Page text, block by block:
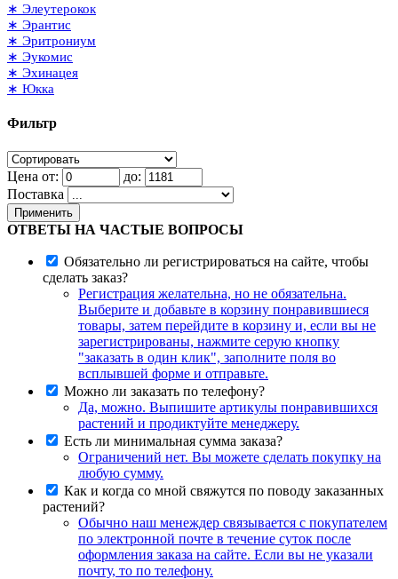
∗ Элеутерокок
∗ Эрантис
∗ Эритрониум
∗ Эукомис
∗ Эхинацея
∗ Юкка
Фильтр
Цена от:
до:
Поставка
Применить
ОТВЕТЫ НА ЧАСТЫЕ ВОПРОСЫ
Обязательно ли регистрироваться на сайте, чтобы
сделать заказ?
Регистрация желательна, но не обязательна.
Выберите и добавьте в корзину понравившиеся
товары, затем перейдите в корзину и, если вы не
зарегистрированы, нажмите серую кнопку
"заказать в один клик", заполните поля во
всплывшей форме и отправьте.
Можно ли заказать по телефону?
Да, можно. Выпишите артикулы понравившихся
растений и продиктуйте менеджеру.
Есть ли минимальная сумма заказа?
Ограничений нет. Вы можете сделать покупку на
любую сумму.
Как и когда со мной свяжутся по поводу заказанных
растений?
Обычно наш менеждер связывается с покупателем
по электронной почте в течение суток после
оформления заказа на сайте. Если вы не указали
почту, то по телефону.